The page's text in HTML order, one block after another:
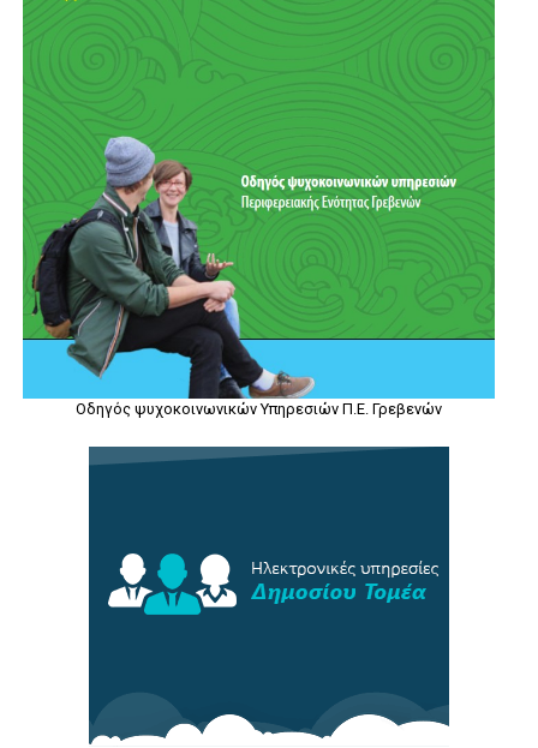
Οδηγός ψυχοκοινωνικών Υπηρεσιών Π.Ε. Γρεβενών